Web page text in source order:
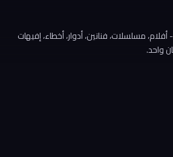
مسلسلات، فنانين، أدوار، أخطاء، إفيهات
واحد.